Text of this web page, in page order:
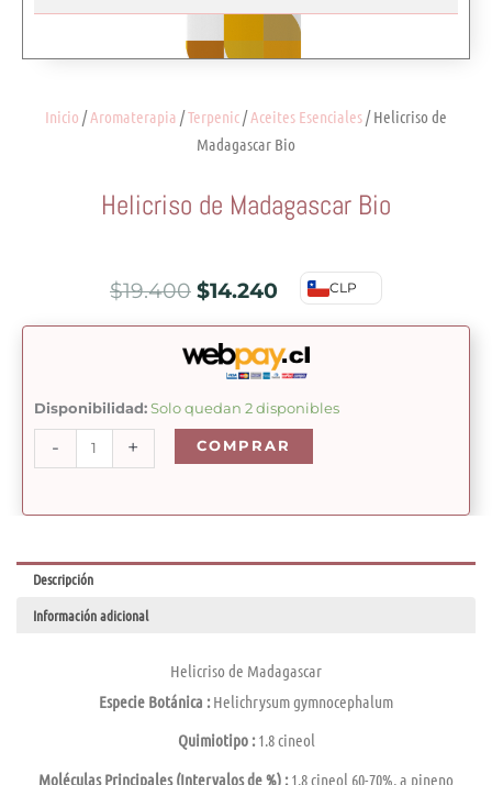
Inicio /Aromaterapia /Terpenic/Aceites Esenciales/ Helicriso de
Madagascar Bio
Helicriso de Madagascar Bio
$19.400 El
precio
original
era:
$19.400.
$14.240El
precio
actual
es:
$14.240.
CLP
Disponibilidad: Solo quedan 2 disponibles
-
Helicriso
de
Madagascar
+ COMPRAR
Descripción
Información adicional
Helicriso de Madagascar
Especie Botánica :Helichrysum gymnocephalum
Quimiotipo :1.8 cineol
Moléculas Principales (Intervalos de %) :1.8 cineol 60-70%, a pineno